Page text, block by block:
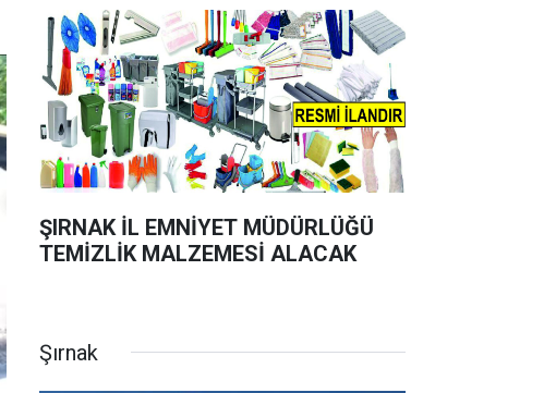
ŞIRNAK İL EMNİYET MÜDÜRLÜĞÜ
TEMİZLİK MALZEMESİ ALACAK
Şırnak